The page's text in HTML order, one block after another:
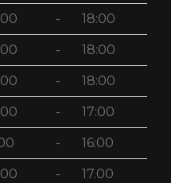
- 18:00
- 18:00
- 18:00
- 17:00
- 16:00
- 17.00